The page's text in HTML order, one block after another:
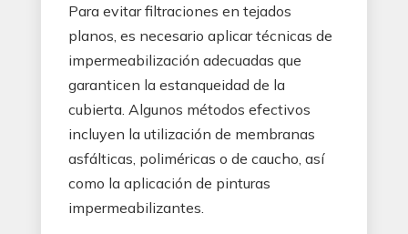
Para evitar filtraciones en tejados
planos, es necesario aplicar técnicas de
impermeabilización adecuadas que
garanticen la estanqueidad de la
cubierta. Algunos métodos efectivos
incluyen la utilización de membranas
asfálticas, poliméricas o de caucho, así
como la aplicación de pinturas
impermeabilizantes.